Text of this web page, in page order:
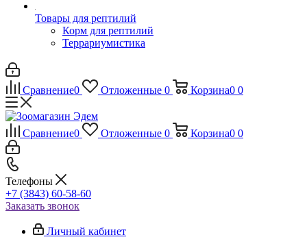
Товары для рептилий
Корм для рептилий
Террариумистика
Сравнение0 Отложенные 0 Корзина0 0
Сравнение0 Отложенные 0 Корзина0 0
Телефоны
+7 (3843) 60-58-60
Заказать звонок
Личный кабинет